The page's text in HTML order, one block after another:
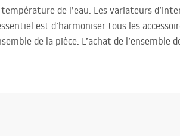
de l’eau. Les variateurs
est d’harmoniser tous les
de la pièce. L’achat de l’ensemble